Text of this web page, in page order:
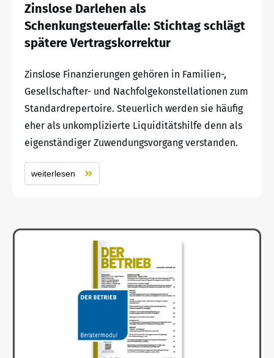
Zinslose Darlehen als
Schenkungsteuerfalle: Stichtag schlägt
spätere Vertragskorrektur
Zinslose Finanzierungen gehören in Familien-,
Gesellschafter- und Nachfolgekonstellationen zum
Standardrepertoire. Steuerlich werden sie häufig
eher als unkomplizierte Liquiditätshilfe denn als
eigenständiger Zuwendungsvorgang verstanden.
weiterlesen